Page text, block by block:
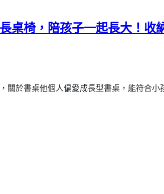
桌椅，陪孩子一起長大！
於書桌他個人偏愛成長型書桌，能符合